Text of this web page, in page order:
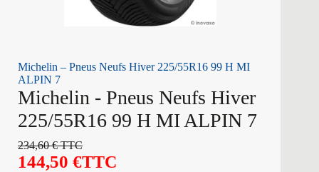
Michelin – Pneus Neufs Hiver 225/55R16 99 H MI
ALPIN 7
Michelin - Pneus Neufs Hiver
225/55R16 99 H MI ALPIN 7
234,60€TTC
144,50 €TTC